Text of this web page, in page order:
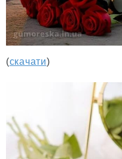
(скачати)